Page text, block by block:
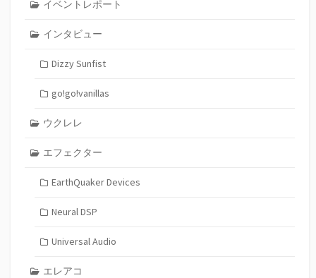
イベントレポート
インタビュー
Dizzy Sunfist
go!go!vanillas
ウクレレ
エフェクター
EarthQuaker Devices
Neural DSP
Universal Audio
エレアコ